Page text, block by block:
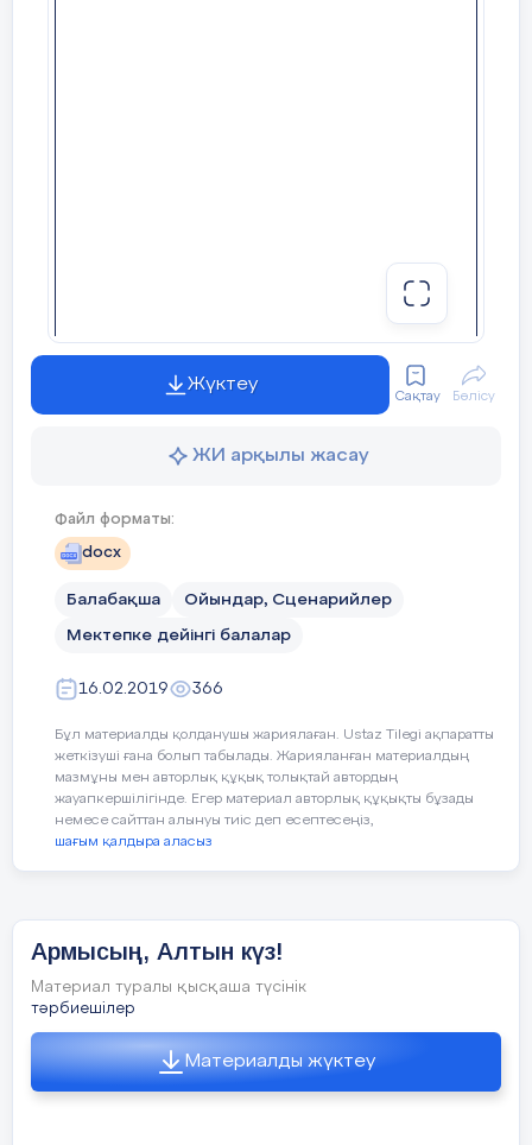
Жүктеу
Сақтау Бөлісу
ЖИ арқылы жасау
Файл форматы:
docx
Балабақша Ойындар, Сценарийлер
Мектепке дейінгі балалар
16.02.2019 366
Бұл материалды қолданушы жариялаған. Ustaz Tilegi ақпаратты
жеткізуші ғана болып табылады. Жарияланған материалдың
мазмұны мен авторлық құқық толықтай автордың
жауапкершілігінде. Егер материал авторлық құқықты бұзады
немесе сайттан алынуы тиіс деп есептесеңіз,
шағым қалдыра аласыз
Армысың, Алтын күз!
Материал туралы қысқаша түсінік
тәрбиешілер
Материалды жүктеу